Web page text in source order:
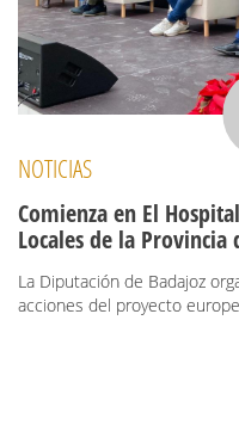
NOTICIAS
Comienza en El
Locales de la Provincia
La Diputación de Badajoz
acciones del proyecto